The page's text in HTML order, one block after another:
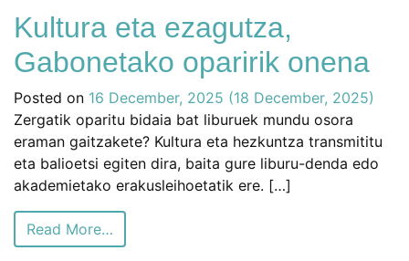
Kultura eta ezagutza,
Gabonetako oparirik onena
Posted on 16 December, 2025 (18 December, 2025)
Zergatik oparitu bidaia bat liburuek mundu osora
eraman gaitzakete? Kultura eta hezkuntza transmititu
eta balioetsi egiten dira, baita gure liburu-denda edo
akademietako erakusleihoetatik ere. […]
Read More…